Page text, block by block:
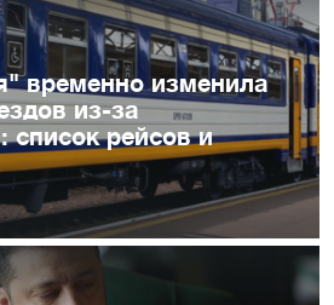
временно изменила
из-за
список рейсов и